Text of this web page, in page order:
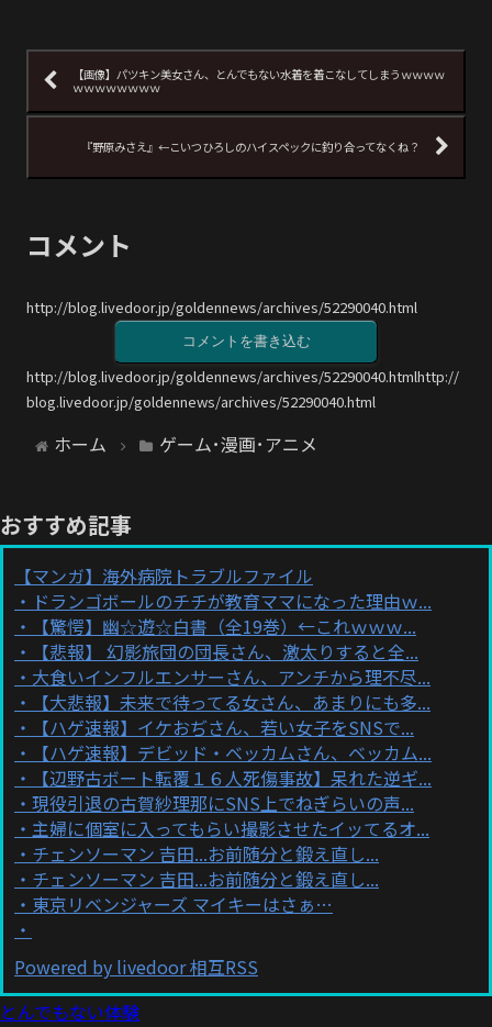
【画像】パツキン美女さん、とんでもない水着を着こなしてしまうｗｗｗｗ
ｗｗｗｗｗｗｗｗ
『野原みさえ』←こいつひろしのハイスペックに釣り合ってなくね？
コメント
http://blog.livedoor.jp/goldennews/archives/52290040.html
コメントを書き込む
http://blog.livedoor.jp/goldennews/archives/52290040.htmlhttp://
blog.livedoor.jp/goldennews/archives/52290040.html
ホーム ゲーム･漫画･アニメ
おすすめ記事
【マンガ】海外病院トラブルファイル
ドランゴボールのチチが教育ママになった理由ｗ...
【驚愕】幽☆遊☆白書（全19巻）←これｗｗｗ...
【悲報】 幻影旅団の団長さん、激太りすると全...
大食いインフルエンサーさん、アンチから理不尽...
【大悲報】未来で待ってる女さん、あまりにも多...
【ハゲ速報】イケおぢさん、若い女子をSNSで...
【ハゲ速報】デビッド・ベッカムさん、ベッカム...
【辺野古ボート転覆１６人死傷事故】呆れた逆ギ...
現役引退の古賀紗理那にSNS上でねぎらいの声...
主婦に個室に入ってもらい撮影させたイッてるオ...
チェンソーマン 吉田...お前随分と鍛え直し...
チェンソーマン 吉田...お前随分と鍛え直し...
東京リベンジャーズ マイキーはさぁ…
Powered by livedoor 相互RSS
とんでもない体験